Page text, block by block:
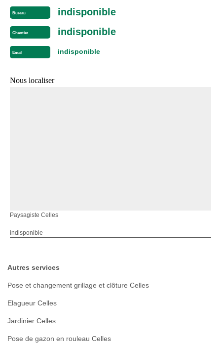
Bureau indisponible
Chantier indisponible
Email indisponible
Nous localiser
Paysagiste Celles
indisponible
Autres services
Pose et changement grillage et clôture Celles
Elagueur Celles
Jardinier Celles
Pose de gazon en rouleau Celles